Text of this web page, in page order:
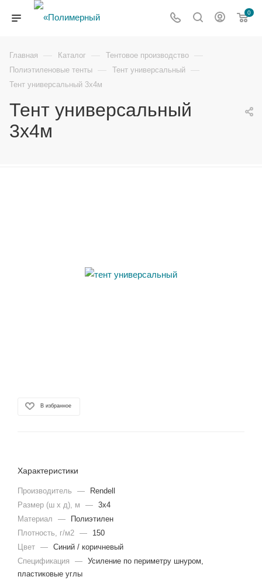
0
Главная — Каталог — Тентовое производство —
Полиэтиленовые тенты — Тент универсальный —
Тент универсальный 3х4м
Тент универсальный
3х4м
В избранное
Характеристики
Производитель —
Rendell
Размер (ш х д), м
— 3х4
Материал
—
Полиэтилен
Плотность, г/м2 —
150
Цвет — Синий / коричневый
Спецификация
— Усиление по периметру шнуром,
пластиковые углы